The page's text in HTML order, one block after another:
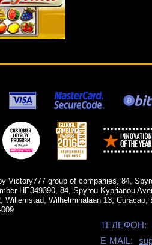
Victory777 group of companies, 84,
HE349390, 84, Spyrou Kyprianou
Willemstad, Wilhelminalaan 13,
ТЕЛЕФОН:
E-MAIL: